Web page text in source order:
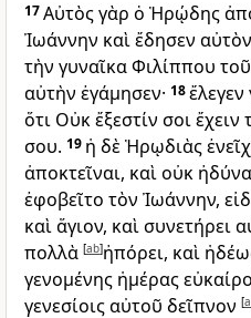
17Αὐτὸς γὰρ ὁ Ἡρῴδης
Ἰωάννην καὶ ἔδησεν
τὴν γυναῖκα Φιλίππου
αὐτὴν ἐγάμησεν· 18
ὅτι Οὐκ ἔξεστίν σοι
σου. 19 ἡ δὲ Ἡρῳδιὰς
ἀποκτεῖναι, καὶ οὐκ
ἐφοβεῖτο τὸν Ἰωάννην,
καὶ ἅγιον, καὶ συνετήρει
πολλὰ [ab]ἠπόρει, καὶ
γενομένης ἡμέρας
γενεσίοις αὐτοῦ δεῖπνον [